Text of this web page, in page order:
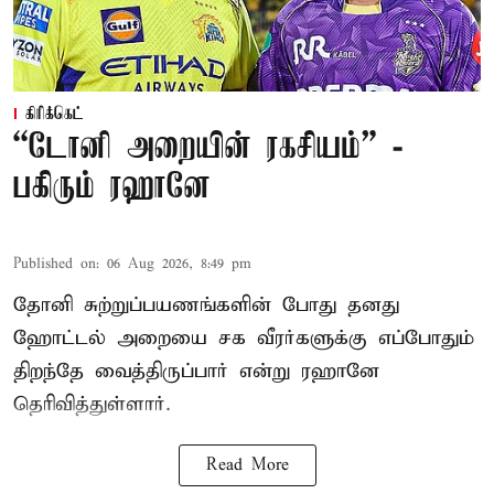
கிரிக்கெட்
“டோனி அறையின் ரகசியம்” -
பகிரும் ரஹானே
Published on: 06 Aug 2026, 8:49 pm
தோனி சுற்றுப்பயணங்களின் போது தனது
ஹோட்டல் அறையை சக வீரர்களுக்கு எப்போதும்
திறந்தே வைத்திருப்பார் என்று ரஹானே
தெரிவித்துள்ளார்.
Read More